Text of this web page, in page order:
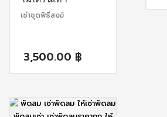
เช่าชุดพิธีสงฆ์
3,500.00 ฿